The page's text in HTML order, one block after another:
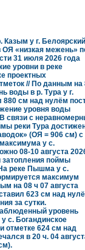
Казым у г. Белоярский
ОЯ «низкая межень»
31 июля 2026 года
уровни в реке
проектных
// По данным на
воды в р. Тура у г.
880 см над нулём
уровня воды
связи с
реки Тура
(ОЯ = 906 см) с
у с.
08-10 августа
затопления поймы
реке Пышма у с.
максимум
на 08 ч 07 августа
623 см над
за сутки.
уровень
с. Богандинское
отметке 624 см над
в 20 ч. 04